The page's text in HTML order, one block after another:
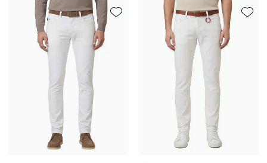
Toevoegen aan favorieten